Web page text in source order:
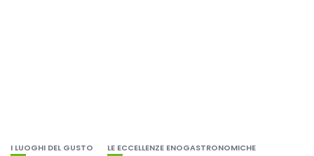
I LUOGHI DEL GUSTO LE ECCELLENZE ENOGASTRONOMICHE